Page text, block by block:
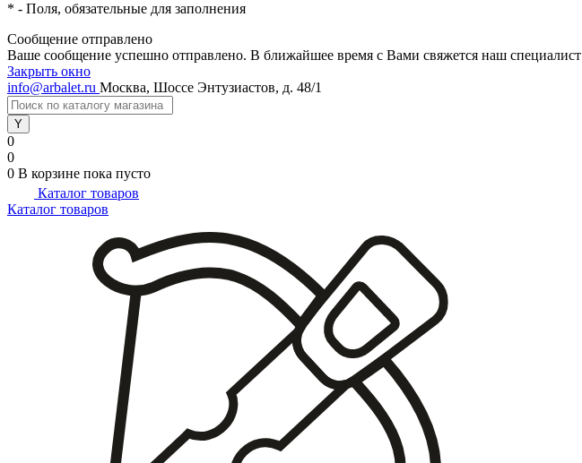
* - Поля, обязательные для заполнения
Сообщение отправлено
Ваше сообщение успешно отправлено. В ближайшее время с Вами свяжется наш специалист
Закрыть окно
info@arbalet.ru Москва, Шоссе Энтузиастов, д. 48/1
0
0
0 В корзине пока пусто
Каталог товаров
Каталог товаров